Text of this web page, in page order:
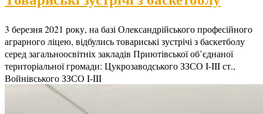
3 березня 2021 року, на базі Олександрійського професійного
аграрного ліцею, відбулись товариські зустрічі з баскетболу
серед загальноосвітніх закладів Приютівської об’єднаної
територіальної громади: Цукрозаводського ЗЗСО I-III ст.,
Войнівського ЗЗСО I-III